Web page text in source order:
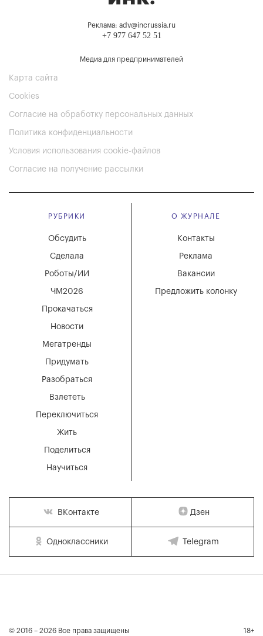
Реклама: adv@incrussia.ru
+7 977 647 52 51
Медиа для предпринимателей
Карта сайта
Cookies
Согласие на обработку персональных данных
Политика конфиденциальности
Условия использования cookie-файлов
Согласие на получение рассылки
РУБРИКИ
Мегатренды
Придумать
Разобраться
Взлететь
Новости
Переключиться
Жить
Поделиться
Научиться
Обсудить
Сделала
Роботы/ИИ
ЧМ2026
Прокачаться
О ЖУРНАЛЕ
Вакансии
Реклама
Контакты
Предложить колонку
ВКонтакте Дзен
Одноклассники Telegram
© 2016 – 2026 Все права защищены 18+